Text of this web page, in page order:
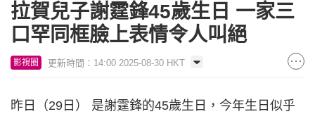
拉賀兒子謝霆鋒45歲生日 一家三
口罕同框臉上表情令人叫絕
影視圈 更新時間：14:00 2025-08-30 HKT
昨日（29日） 是謝霆鋒的45歲生日，今年生日似乎